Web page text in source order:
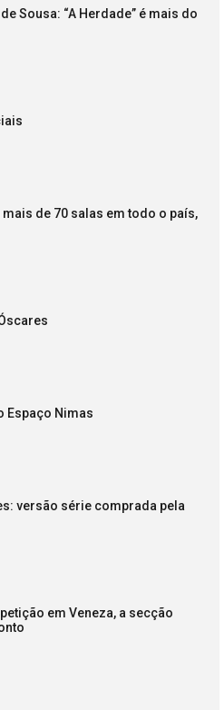
Sousa: “A Herdade” é mais do
mais de 70 salas em todo o país,
Espaço Nimas
versão série comprada pela
em Veneza, a secção